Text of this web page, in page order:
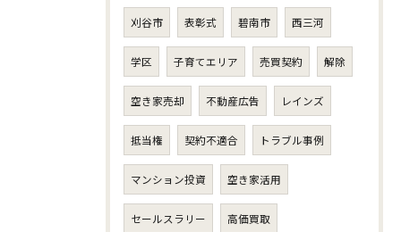
刈谷市 表彰式 碧南市 西三河
学区 子育てエリア 売買契約 解除
空き家売却 不動産広告 レインズ
抵当権 契約不適合 トラブル事例
マンション投資 空き家活用
セールスラリー 高価買取